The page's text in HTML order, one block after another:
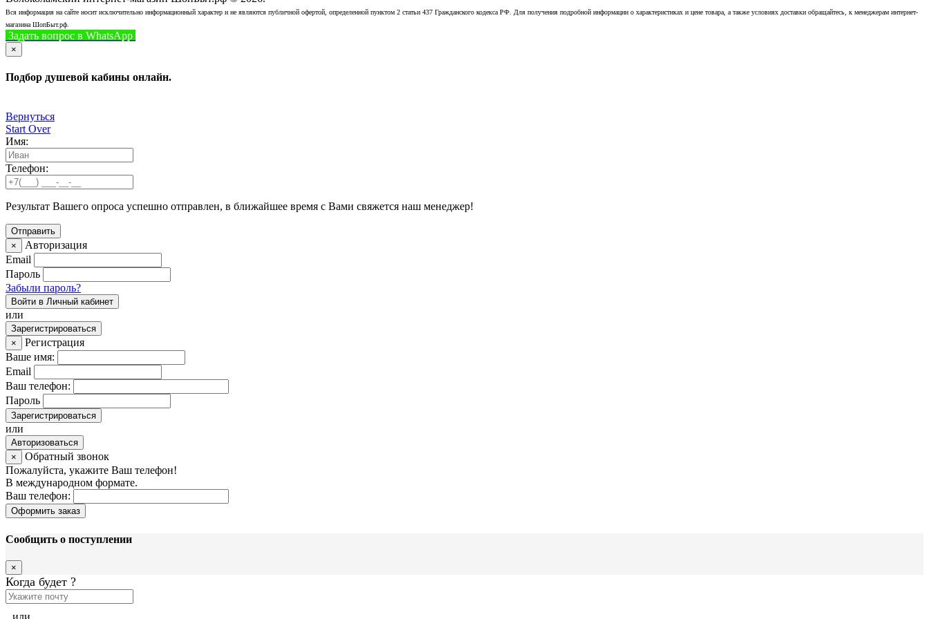
Вся информация на сайте носит исключительно информационный характер и не являются публичной офертой, определенной пунктом 2 статьи 437 Гражданского кодекса РФ. Для получения подробной информации о характеристиках и цене товара, а также условиях доставки обращайтесь, к менеджерам интернет-
магазина ШопБыт.рф.
Задать вопрос в WhatsApp
×
Подбор душевой кабины онлайн.
Вернуться
Start Over
Имя:
Телефон:
Результат Вашего опроса успешно отправлен, в ближайшее время с Вами свяжется наш менеджер!
×
Авторизация
Email
Пароль
Забыли пароль?
Войти в Личный кабинет
или
Зарегистрироваться
×
Регистрация
Ваше имя:
Email
Ваш телефон:
Пароль
Зарегистрироваться
или
Авторизоваться
×
Обратный звонок
Пожалуйста, укажите Ваш телефон!
В международном формате.
Ваш телефон:
Оформить заказ
Сообщить о поступлении
×
Когда будет ?
или